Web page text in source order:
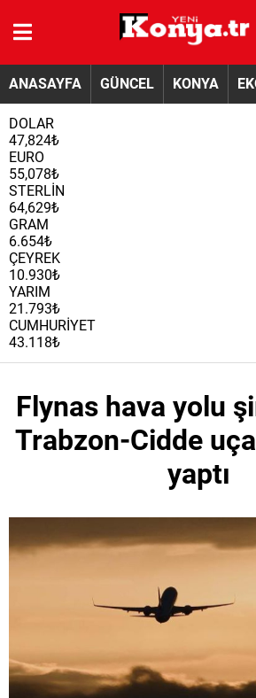
ANASAYFA GÜNCEL KONYA
DOLAR
47,824₺
EURO
55,078₺
STERLİN
64,629₺
GRAM
6.654₺
ÇEYREK
10.930₺
YARIM
21.793₺
CUMHURİYET
43.118₺
Flynas hava yolu
Trabzon-Cidde
yaptı